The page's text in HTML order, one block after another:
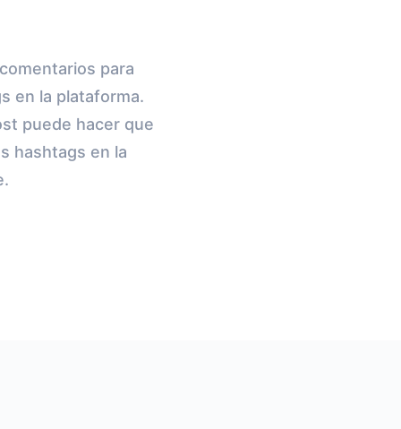
para
en la plataforma.
puede hacer que
hashtags en la